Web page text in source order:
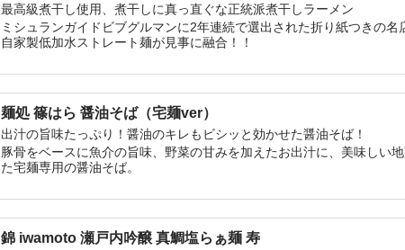
最高級煮干し使用、煮干しに真っ直ぐな正統派煮干しラーメン
ミシュランガイドビブグルマンに2年連続で選出された折り紙つきの
自家製低加水ストレート麺が見事に融合！！
麺処 篠はら 醤油そば（宅麺ver）
出汁の旨味たっぷり！醤油のキレもビシッと効かせた醤油そば！
豚骨をベースに魚介の旨味、野菜の甘みを加えたお出汁に、美味しい
た宅麺専用の醤油そば。
錦 iwamoto 瀬戸内吟醸 真鯛塩らぁ麺 寿